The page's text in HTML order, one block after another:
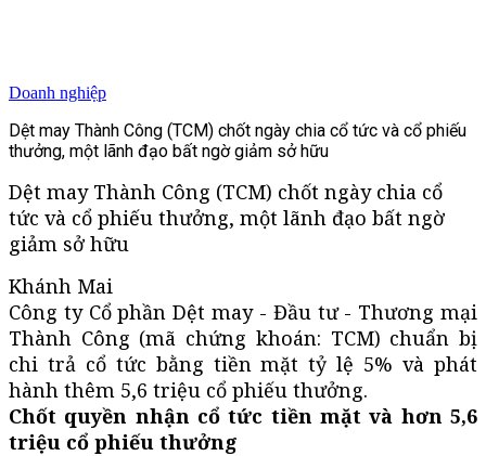
Doanh nghiệp
Dệt may Thành Công (TCM) chốt ngày chia cổ tức và cổ phiếu
thưởng, một lãnh đạo bất ngờ giảm sở hữu
Dệt may Thành Công (TCM) chốt ngày chia cổ
tức và cổ phiếu thưởng, một lãnh đạo bất ngờ
giảm sở hữu
Khánh Mai
Công ty Cổ phần Dệt may - Đầu tư - Thương mại
Thành Công (mã chứng khoán: TCM) chuẩn bị
chi trả cổ tức bằng tiền mặt tỷ lệ 5% và phát
hành thêm 5,6 triệu cổ phiếu thưởng.
Chốt quyền nhận cổ tức tiền mặt và hơn 5,6
triệu cổ phiếu thưởng